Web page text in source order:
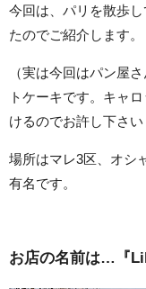
今回は、パリを散歩
たのでご紹介します。
（実は今回はパン屋
トケーキです。キャ
けるのでお許し下さい
場所はマレ3区、オシ
有名です。
お店の名前は…『